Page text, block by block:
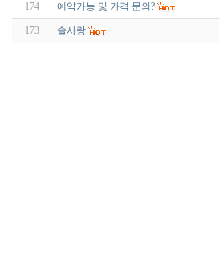
174 예약가능 및 가격 문의?
173 솔사랑